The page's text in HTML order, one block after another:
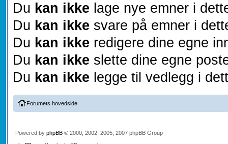
Du kan ikke lage nye emner i
Du kan ikke svare på emner i
Du kan ikke redigere dine egne
Du kan ikke slette dine egne
Du kan ikke legge til vedlegg i
Forumets hovedside
Powered by phpBB© 2000, 2002, 2005, 2007 phpBB Group